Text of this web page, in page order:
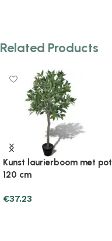
Related Products
Kunst laurierboom met pot
120 cm
€37.23